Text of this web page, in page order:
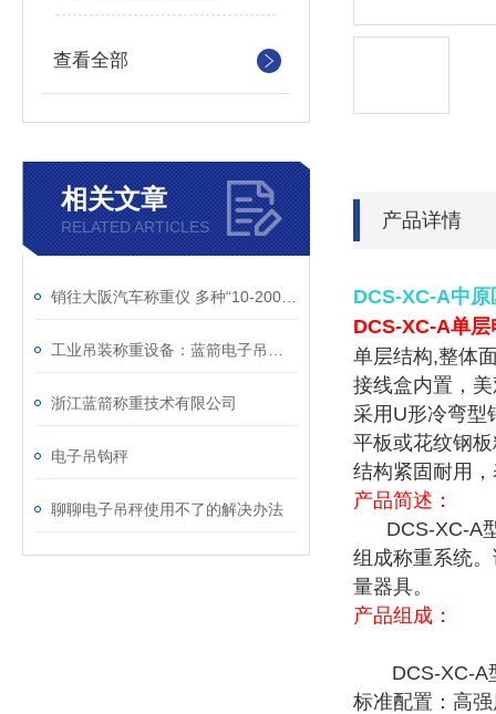
查看全部
相关文章
RELATED ARTICLES
浙江蓝箭称重技术有限公司
电子吊钩秤
聊聊电子吊秤使用不了的解决办法
产品详情
DCS-XC-A中
DCS-XC-A单
单层结构,整体
接线盒内置，
采用U形冷弯型
平板或花纹钢
结构紧固耐用
产品简述：
DCS-XC-A型
组成称重系统
量器具。
产品组成：
DCS-XC-A
标准配置：高